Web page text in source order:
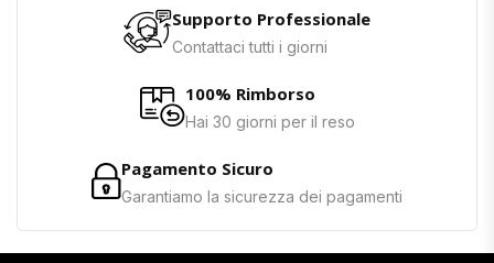
Supporto Professionale
Contattaci tutti i giorni
100% Rimborso
Hai 30 giorni per il reso
Pagamento Sicuro
Garantiamo la sicurezza dei pagamenti